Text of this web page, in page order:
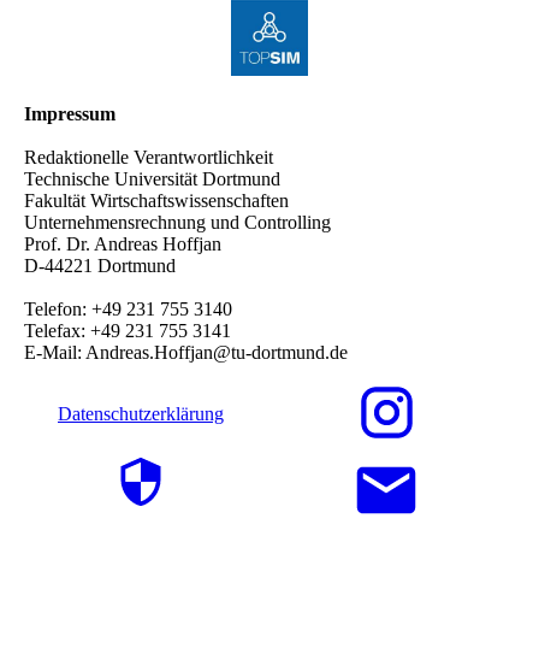
Impressum
Redaktionelle Verantwortlichkeit
Technische Universität Dortmund
Fakultät Wirtschaftswissenschaften
Unternehmensrechnung und Controlling
Prof. Dr. Andreas Hoffjan
D-44221 Dortmund
Telefon: +49 231 755 3140
Telefax: +49 231 755 3141
E-Mail: Andreas.Hoffjan@tu-dortmund.de
Datenschutzerklärung